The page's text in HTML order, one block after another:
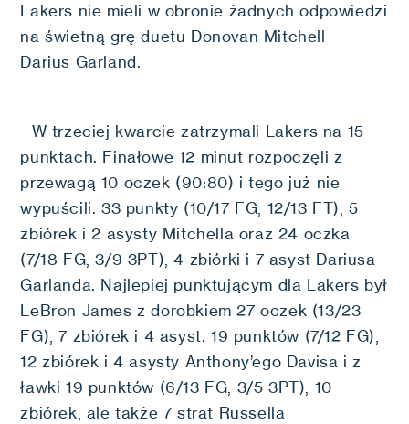
Lakers nie mieli w obronie żadnych odpowiedzi
na świetną grę duetu Donovan Mitchell -
Darius Garland.
- W trzeciej kwarcie zatrzymali Lakers na 15
punktach. Finałowe 12 minut rozpoczęli z
przewagą 10 oczek (90:80) i tego już nie
wypuścili. 33 punkty (10/17 FG, 12/13 FT), 5
zbiórek i 2 asysty Mitchella oraz 24 oczka
(7/18 FG, 3/9 3PT), 4 zbiórki i 7 asyst Dariusa
Garlanda. Najlepiej punktującym dla Lakers był
LeBron James z dorobkiem 27 oczek (13/23
FG), 7 zbiórek i 4 asyst. 19 punktów (7/12 FG),
12 zbiórek i 4 asysty Anthony’ego Davisa i z
ławki 19 punktów (6/13 FG, 3/5 3PT), 10
zbiórek, ale także 7 strat Russella